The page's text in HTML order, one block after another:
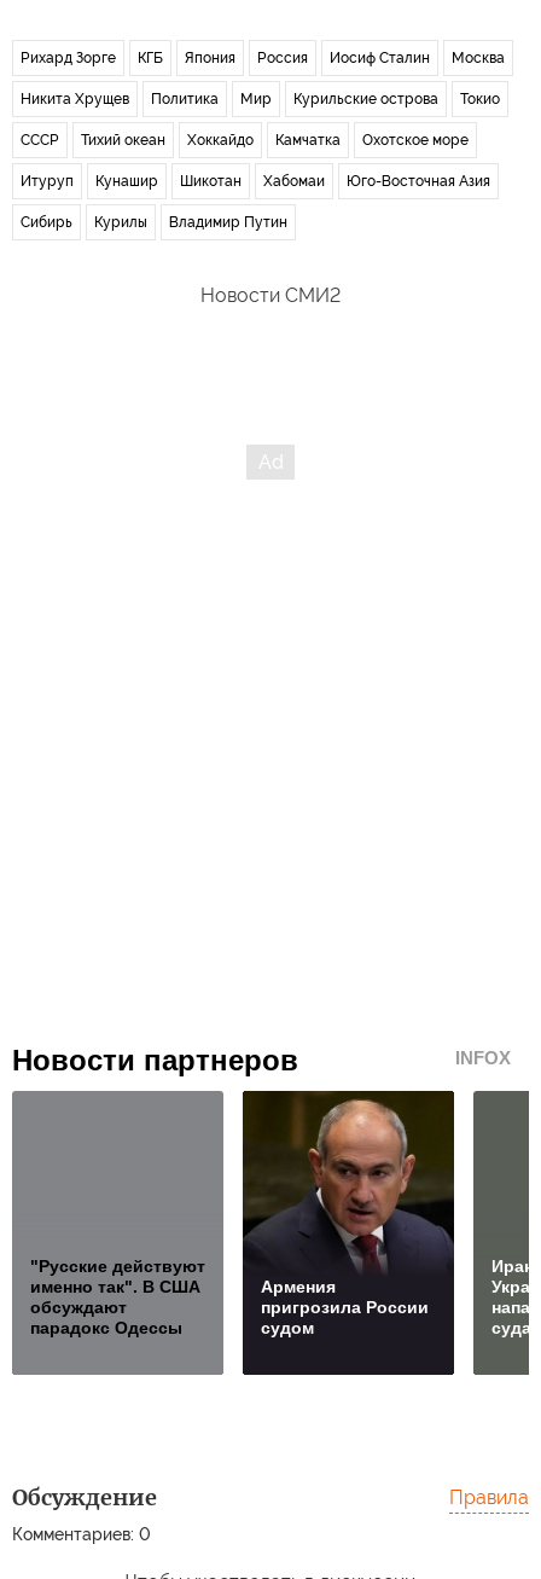
Рихард Зорге КГБ Япония Россия Иосиф Сталин Москва
Никита Хрущев Политика Мир Курильские острова Токио
СССР Тихий океан Хоккайдо Камчатка Охотское море
Итуруп Кунашир Шикотан Хабомаи Юго-Восточная Азия
Сибирь Курилы Владимир Путин
Новости СМИ2
Новости партнеров INFOX
"Русские действуют
именно так". В США
обсуждают
парадокс Одессы
Армения
пригрозила России
судом
Иран
суда
Обсуждение
Комментариев: 0
Правила